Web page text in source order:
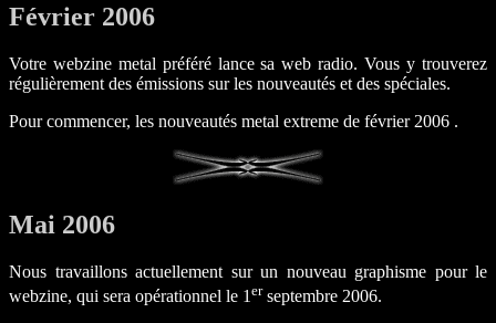
Février 2006
Votre webzine metal préféré lance sa web radio. Vous y trouverez
régulièrement des émissions sur les nouveautés et des spéciales.
Pour commencer, les nouveautés metal extreme de février 2006 .
Mai 2006
Nous travaillons actuellement sur un nouveau graphisme pour le
webzine, qui sera opérationnel le 1erseptembre 2006.